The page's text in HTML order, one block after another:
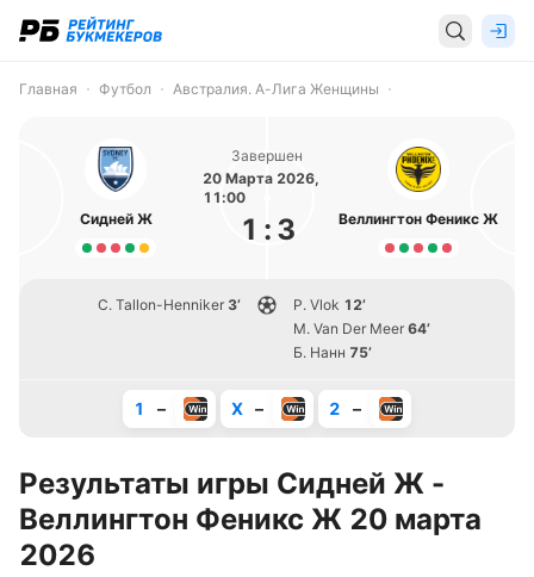
Главная Футбол Австралия. А-Лига Женщины
Сидней Ж
Завершен
20 Марта 2026,
11:00
1 : 3 Веллингтон Феникс Ж
C. Tallon-Henniker 3’ P. Vlok 12’
M. Van Der Meer 64’
Б. Нанн 75’
1 – X – 2 –
Результаты игры Сидней Ж -
Веллингтон Феникс Ж 20 марта
2026